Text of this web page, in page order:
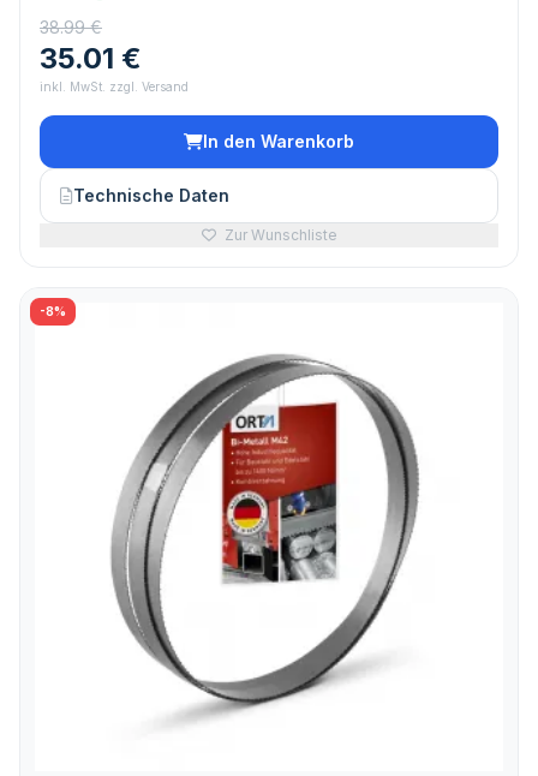
38.99 €
35.01 €
inkl. MwSt. zzgl. Versand
In den Warenkorb
Technische Daten
Zur Wunschliste
-8%